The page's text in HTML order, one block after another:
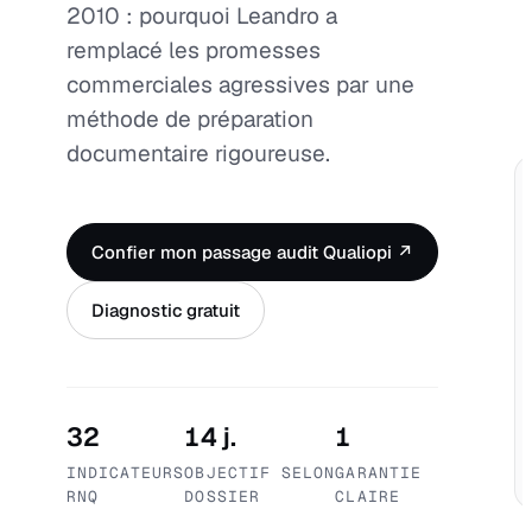
2010 : pourquoi Leandro a
remplacé les promesses
commerciales agressives par une
méthode de préparation
documentaire rigoureuse.
Confier mon passage audit Qualiopi ↗
Diagnostic gratuit
32
INDICATEURS
RNQ
14 j.
OBJECTIF SELON
DOSSIER
1
GARANTIE
CLAIRE